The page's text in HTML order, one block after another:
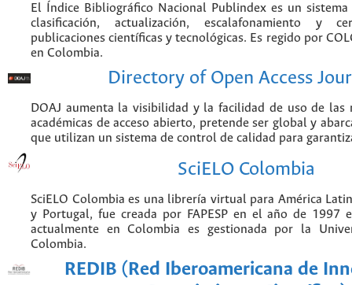
El Índice Bibliográfico Nacional Publindex es un
clasificación, actualización, escalafonamiento y
publicaciones científicas y tecnológicas. Es regido por
en Colombia.
Directory of Open Access
DOAJ aumenta la visibilidad y la facilidad de uso de las
académicas de acceso abierto, pretende ser global y
que utilizan un sistema de control de calidad para
SciELO Colombia
SciELO Colombia es una librería virtual para América
y Portugal, fue creada por FAPESP en el año de 1997
actualmente en Colombia es gestionada por la
Colombia.
REDIB (Red Iberoamericana de